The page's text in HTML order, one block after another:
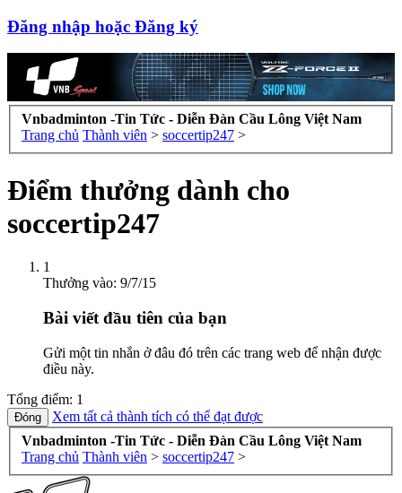
Đăng nhập hoặc Đăng ký
Vnbadminton -Tin Tức - Diễn Đàn Cầu Lông Việt Nam
Trang chủ Thành viên > soccertip247 >
Điểm thưởng dành cho
soccertip247
1
Thưởng vào: 9/7/15
Bài viết đầu tiên của bạn
Gửi một tin nhắn ở đâu đó trên các trang web để nhận được
điều này.
Tổng điểm: 1
Xem tất cả thành tích có thể đạt được
Vnbadminton -Tin Tức - Diễn Đàn Cầu Lông Việt Nam
Trang chủ Thành viên > soccertip247 >